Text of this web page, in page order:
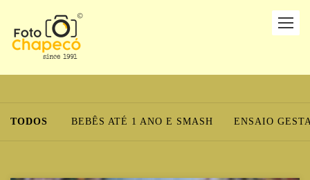
TODOS BEBÊS ATÉ 1 ANO E SMASH ENSAIO